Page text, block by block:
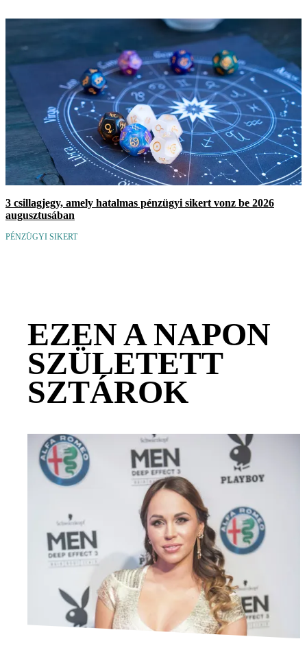
3 csillagjegy, amely hatalmas pénzügyi sikert vonz be 2026
augusztusában
PÉNZÜGYI SIKERT
EZEN A NAPON
SZÜLETETT
SZTÁROK